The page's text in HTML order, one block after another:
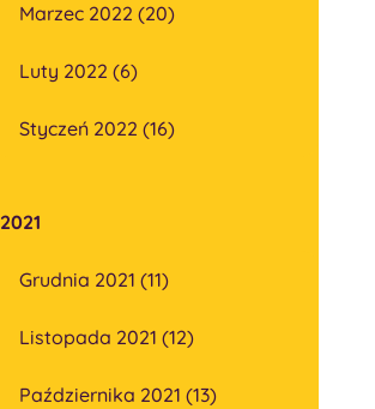
Marzec 2022 (20)
Luty 2022 (6)
Styczeń 2022 (16)
2021
Grudnia 2021 (11)
Listopada 2021 (12)
Października 2021 (13)